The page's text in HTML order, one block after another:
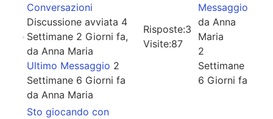
Conversazioni
Discussione avviata 4
Settimane 2 Giorni fa,
da Anna Maria
Ultimo Messaggio 2
Settimane 6 Giorni fa
da Anna Maria
Risposte:3
Visite:87
Messaggio
da Anna
Maria
2
Settimane
6 Giorni fa
Sto giocando con